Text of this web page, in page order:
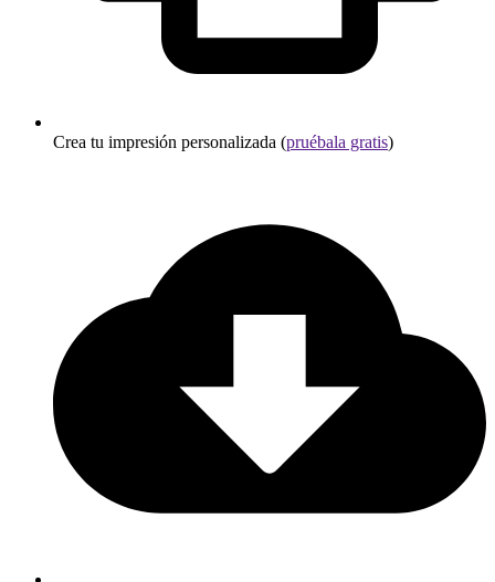
Crea tu impresión personalizada (pruébala gratis)